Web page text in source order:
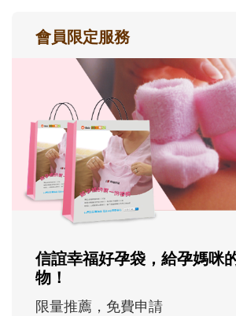
會員限定服務
信誼幸福好孕袋，給孕媽咪
物！
限量推薦，免費申請